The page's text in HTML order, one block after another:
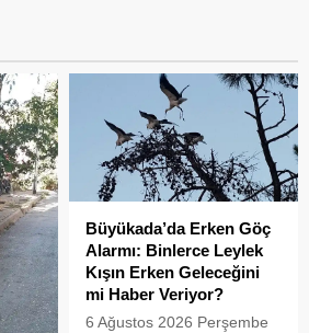
Büyükada’da Erken Göç
Alarmı: Binlerce Leylek
Kışın Erken Geleceğini
mi Haber Veriyor?
6 Ağustos 2026 Perşembe